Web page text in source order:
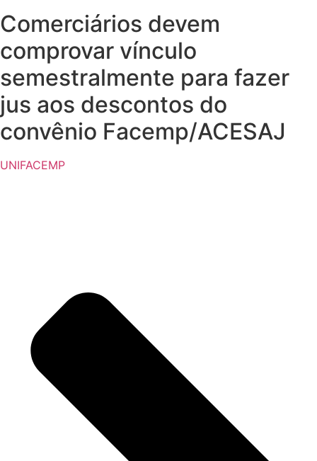
Comerciários devem
comprovar vínculo
semestralmente para fazer
jus aos descontos do
convênio Facemp/ACESAJ
UNIFACEMP